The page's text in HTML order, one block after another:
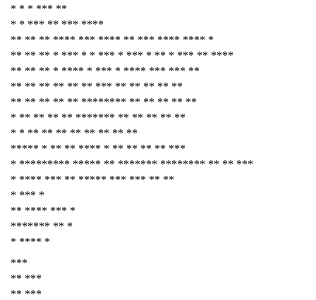
* * * *** **
* * *** ** *** ****
** ** ** **** *** **** ** *** **** **** *
** ** ** * *** * * *** * *** * ** * *** ** ****
** ** ** * **** * *** * **** *** *** **
** ** ** ** ** ** *** ** ** ** ** **
** ** ** ** ** ******** ** ** ** ** **
* ** ** ** ** ******* ** ** ** ** **
* * ** ** ** ** ** ** ** **
***** * ** ** **** * ** ** ** ** ***
* ********* ***** ** ******* ******** ** ** ***
* **** *** ** ***** *** *** ** **
* *** *
** **** *** *
******* ** *
* **** *
***
** ***
** ***